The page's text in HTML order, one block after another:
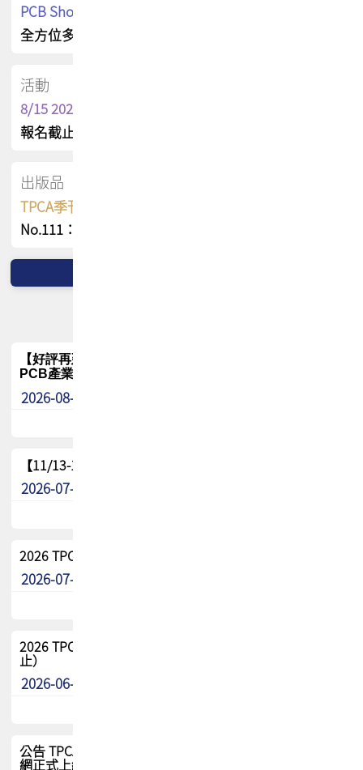
PCB Shop 採購指南
全方位多元曝光方案
活動
8/15 2026 TPCA健康盃保齡球聯誼賽
報名截止日 : 8/3 活動日期 : 8/15
出版品
TPCA季刊 FREE 線上版
No.111：PCB全球風險布局與韌性
【好評再延長】PCB GPT 全面開放體驗延長到8月!!
PCB產業專屬 AI 知識平台
2026-08-04
【11/13-15】2026 TPCA 百岳登頂_南橫三星
2026-07-22
2026 TPCA中南區會員問卷暨7/31交流餐敘報名
2026-07-08
2026 TPCA健康盃保齡球聯誼賽 熱烈報名中（8/3報名截
止）
2026-06-29
公告 TPCA 台灣電路板協會官網將迎來新面貌，7/1 新官
網正式上線！